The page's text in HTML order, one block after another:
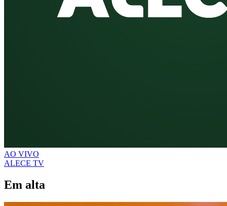
AO VIVO
ALECE TV
Em alta